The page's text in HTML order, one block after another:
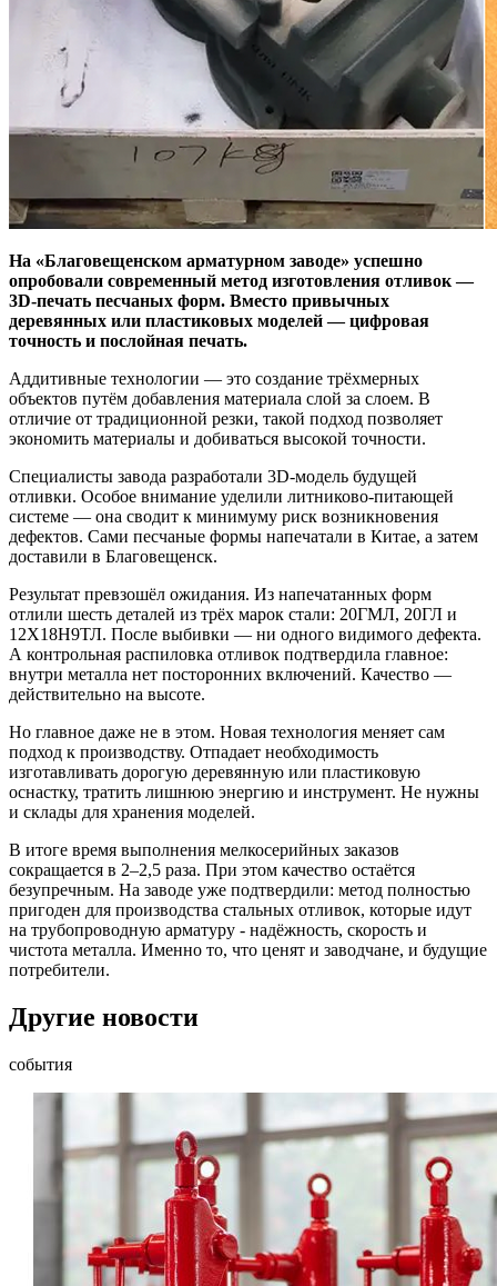
На «Благовещенском арматурном заводе» успешно
опробовали современный метод изготовления отливок —
3D-печать песчаных форм. Вместо привычных
деревянных или пластиковых моделей — цифровая
точность и послойная печать.
Аддитивные технологии — это создание трёхмерных
объектов путём добавления материала слой за слоем. В
отличие от традиционной резки, такой подход позволяет
экономить материалы и добиваться высокой точности.
Специалисты завода разработали 3D-модель будущей
отливки. Особое внимание уделили литниково-питающей
системе — она сводит к минимуму риск возникновения
дефектов. Сами песчаные формы напечатали в Китае, а затем
доставили в Благовещенск.
Результат превзошёл ожидания. Из напечатанных форм
отлили шесть деталей из трёх марок стали: 20ГМЛ, 20ГЛ и
12Х18Н9ТЛ. После выбивки — ни одного видимого дефекта.
А контрольная распиловка отливок подтвердила главное:
внутри металла нет посторонних включений. Качество —
действительно на высоте.
Но главное даже не в этом. Новая технология меняет сам
подход к производству. Отпадает необходимость
изготавливать дорогую деревянную или пластиковую
оснастку, тратить лишнюю энергию и инструмент. Не нужны
и склады для хранения моделей.
В итоге время выполнения мелкосерийных заказов
сокращается в 2–2,5 раза. При этом качество остаётся
безупречным. На заводе уже подтвердили: метод полностью
пригоден для производства стальных отливок, которые идут
на трубопроводную арматуру - надёжность, скорость и
чистота металла. Именно то, что ценят и заводчане, и будущие
потребители.
Другие новости
события